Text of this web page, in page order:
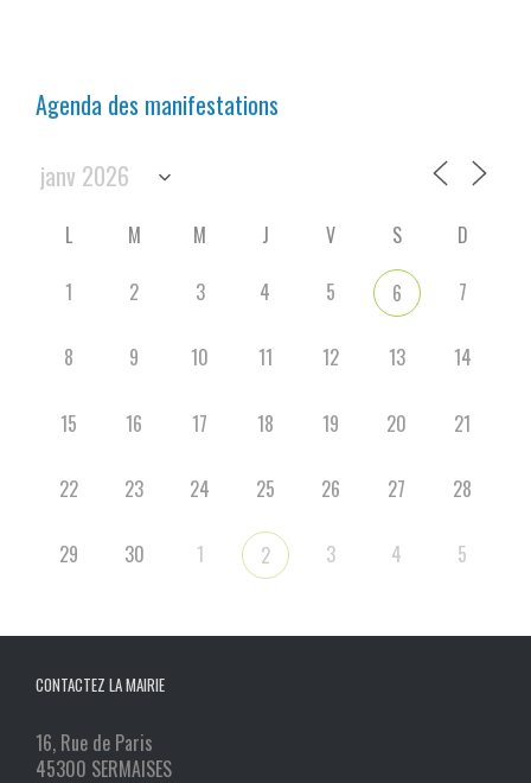
Agenda des manifestations
L M M J V S
D
1
2 3 4 5 6 7
8 9 10 11 12 13 14
15 16 17 18 19 20 21
22 23 24 25 26 27 28
29 30 1 2 3 4 5
CONTACTEZ LA MAIRIE
16, Rue de Paris
45300 SERMAISES